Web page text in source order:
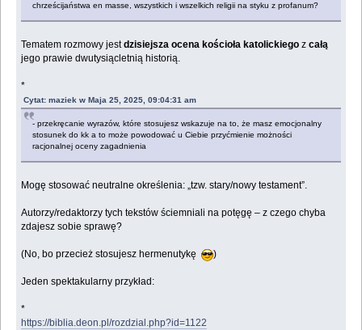
chrześcijaństwa en masse, wszystkich i wszelkich religii na styku z profanum?
Tematem rozmowy jestdzisiejsza ocena kościoła katolickiego zcałą
jego prawie dwutysiącletnią historią.
*
Cytat: maziek w Maja 25, 2025, 09:04:31 am
- przekręcanie wyrazów, które stosujesz wskazuje na to, że masz emocjonalny
stosunek do kk a to może powodować u Ciebie przyćmienie możności
racjonalnej oceny zagadnienia
Mogę stosować neutralne określenia: „tzw. stary/nowy testament”.
Autorzy/redaktorzy tych tekstów ściemniali na potęgę – z czego chyba
zdajesz sobie sprawę?
(No, bo przecież stosujesz hermenutykę )
Jeden spektakularny przykład:
*
https://biblia.deon.pl/rozdzial.php?id=1122